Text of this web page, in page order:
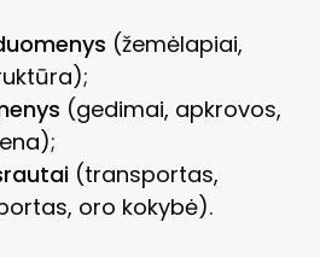
(žemėlapiai,
(gedimai, apkrovos,
(transportas,
oro kokybė).